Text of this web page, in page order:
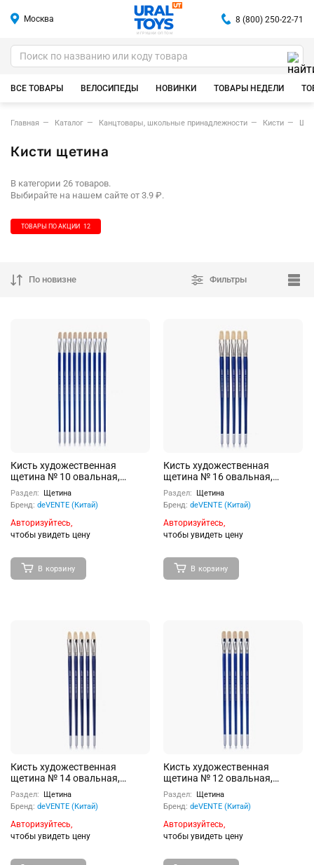
Москва
ИГРУШКИ ОПТОМ
8 (800) 250-22-71
ВСЕ ТОВАРЫ ВЕЛОСИПЕДЫ НОВИНКИ ТОВАРЫ НЕДЕЛИ
Главная Каталог Канцтовары, школьные принадлежности Кисти
Кисти щетина
В категории 26 товаров.
Выбирайте на нашем сайте от 3.9 ₽.
ТОВАРЫ ПО АКЦИИ 12
По новизне Фильтры
Кисть художественная
щетина № 10 овальная,
удлиненная деревянная
ручка.
Раздел:
Щетина
Бренд: deVENTE (Китай)
Авторизуйтесь,
чтобы увидеть цену
В корзину
Кисть художественная
щетина № 16 овальная,
удлиненная деревянная
ручка.
Раздел:
Щетина
Бренд: deVENTE (Китай)
Авторизуйтесь,
чтобы увидеть цену
В корзину
Кисть художественная
щетина № 14 овальная,
удлиненная деревянная
ручка.
Раздел:
Щетина
Бренд: deVENTE (Китай)
Авторизуйтесь,
чтобы увидеть цену
Кисть художественная
щетина № 12 овальная,
удлиненная деревянная
ручка.
Раздел:
Щетина
Бренд: deVENTE (Китай)
Авторизуйтесь,
чтобы увидеть цену